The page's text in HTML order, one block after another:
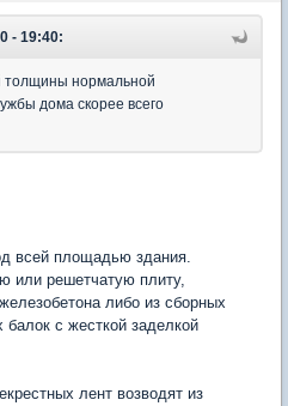
- 19:40:
толщины нормальной
дома скорее всего
всей площадью здания.
или решетчатую плиту,
либо из сборных
балок с жесткой заделкой
лент возводят из